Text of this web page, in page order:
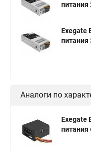
питания
Exegate
питания
Аналоги по
Exegate
питания